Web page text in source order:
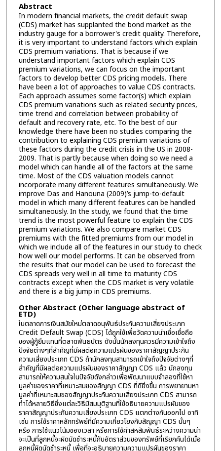
Abstract
In modern financial markets, the credit default swap
(CDS) market has supplanted the bond market as the
industry gauge for a borrower's credit quality. Therefore,
it is very important to understand factors which explain
CDS premium variations. That is because if we
understand important factors which explain CDS
premium variations, we can focus on the important
factors to develop better CDS pricing models. There
have been a lot of approaches to value CDS contracts.
Each approach assumes some factor(s) which explain
CDS premium variations such as related security prices,
time trend and correlation between probability of
default and recovery rate, etc. To the best of our
knowledge there have been no studies comparing the
contribution to explaining CDS premium variations of
these factors during the credit crisis in the US in 2008-
2009. That is partly because when doing so we need a
model which can handle all of the factors at the same
time. Most of the CDS valuation models cannot
incorporate many different features simultaneously. We
improve Das and Hanouna (2009)’s jump-to-default
model in which many different features can be handled
simultaneously. In the study, we found that the time
trend is the most powerful feature to explain the CDS
premium variations. We also compare market CDS
premiums with the fitted premiums from our model in
which we include all of the features in our study to check
how well our model performs. It can be observed from
the results that our model can be used to forecast the
CDS spreads very well in all time to maturity CDS
contracts except when the CDS market is very volatile
and there is a big jump in CDS premiums.
Other Abstract (Other language abstract of
ETD)
ในตลาดการเงินสมัยใหม่ตลาดอนุพันธ์ประกันความเสี่ยงประเภท
Credit Default Swap (CDS) ได้ถูกใช้เพื่อวัดความน่าเชื่อเชื่อถือ
ของผู้กู้ยืมแทนที่ตลาดพันธบัตร ดังนั้นนักลงทุนควรมีความเข้าใจถึง
ปัจจัยต่างๆที่สำคัญที่มีผลต่อความแปรผันของราคาสัญญาประกัน
ความเสี่ยงประเภท CDS ถ้านักลงทุนสามารถเข้าใจถึงปัจจัยต่างๆที่
สำคัญที่มีผลต่อความแปรผันของราคาสัญญา CDS แล้ว นักลงทุน
สามารถให้ความสนใจในปัจจัยดังกล่าวเพื่อพัฒนาแบบจำลองที่ใช้หา
มูลค่าของราคาที่เหมาะสมของสัญญา CDS ที่ดียิ่งขึ้น การพยายามหา
มูลค่าที่เหมาะสมของสัญญาประกันความเสี่ยงประเภท CDS สามารถ
ทำได้หลายวิธีซึ่งแต่ละวิธีมีสมมุติฐานที่ใช้อธิบายความแปรผันของ
ราคาสัญญาประกันความเสี่ยงประเภท CDS แตกต่างกันออกไป อาทิ
เช่น การใช้ราคาหลักทรัพย์ที่มีความเกี่ยวโยงกับสัญญา CDS นั้นๆ
หรือ การใช้แนวโน้มของเวลา หรือการใช้ค่าสหสัมพันธ์ระหว่างความน่า
จะเป็นที่ลูกหนี้จะผิดนัดชำระหนี้กับอัตราส่วนของทรัพย์ที่เรียกคืนได้เมื่อ
ลูกหนี้ผิดนัดชำระหนี้ เพื่อที่จะอธิบายความความแปรผันของราคา